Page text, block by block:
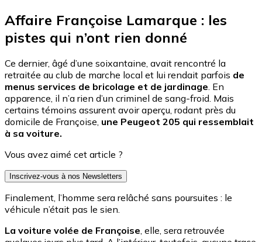
Affaire Françoise Lamarque : les
pistes qui n’ont rien donné
Ce dernier, âgé d’une soixantaine, avait rencontré la
retraitée au club de marche local et lui rendait parfois de
menus services de bricolage et de jardinage. En
apparence, il n’a rien d’un criminel de sang-froid. Mais
certains témoins assurent avoir aperçu, rodant près du
domicile de Françoise, une Peugeot 205 qui ressemblait
à sa voiture.
Vous avez aimé cet article ?
Inscrivez-vous à nos Newsletters
Finalement, l’homme sera relâché sans poursuites : le
véhicule n’était pas le sien.
La voiture volée de Françoise, elle, sera retrouvée